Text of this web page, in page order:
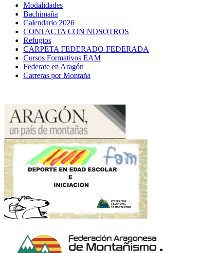
Modalidades
Bachimaña
Calendario 2026
CONTACTA CON NOSOTROS
Refugios
CARPETA FEDERADO-FEDERADA
Cursos Formativos EAM
Federate en Aragón
Carreras por Montaña